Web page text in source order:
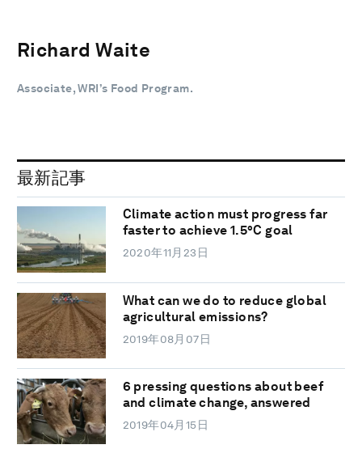
Richard Waite
Associate, WRI’s Food Program.
最新記事
Climate action must progress far
faster to achieve 1.5°C goal
2020年11月23日
What can we do to reduce global
agricultural emissions?
2019年08月07日
6 pressing questions about beef
and climate change, answered
2019年04月15日